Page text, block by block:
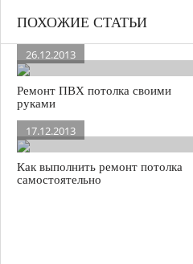
ПОХОЖИЕ СТАТЬИ
26.12.2013
Ремонт ПВХ потолка своими
руками
17.12.2013
Как выполнить ремонт потолка
самостоятельно